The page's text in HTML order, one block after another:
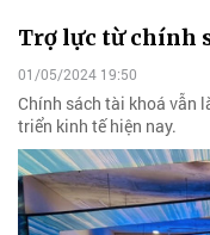
Trợ lực từ chính
01/05/2024 19:50
Chính sách tài khoá vẫn
triển kinh tế hiện nay.